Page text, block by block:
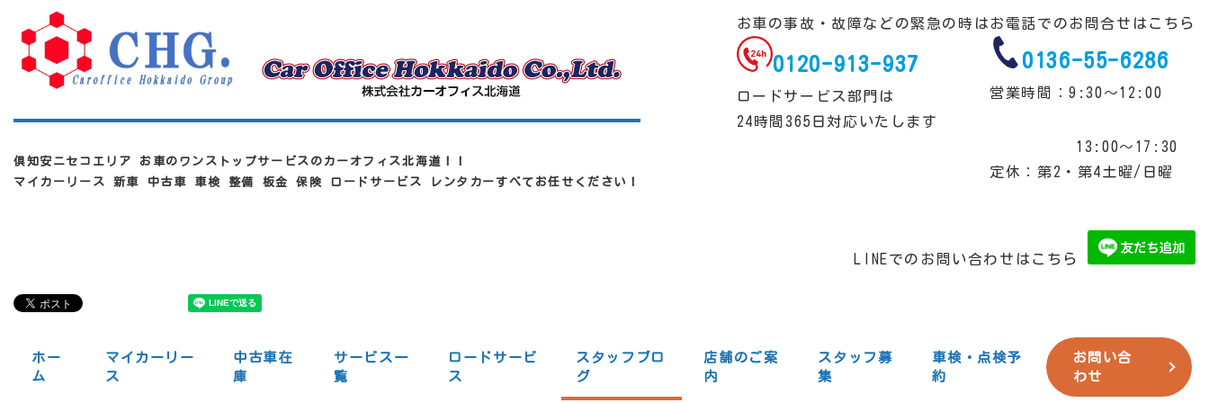
倶知安ニセコエリア お車のワンストップサービスのカーオフィス北海道！！
マイカーリース 新車 中古車 車検 整備 板金 保険 ロードサービス レンタカーすべてお任せください！
お電話でのお問合せはこちら
0136-55-6286
営業時間：9:30～12:00
13:00～17:30
定休：第2・第4土曜/日曜
お車の事故・故障などの緊急の時は
0120-913-937
ロードサービス部門は
24時間365日対応いたします
LINEでのお問い合わせはこちら
ホー
ム
マイカーリー
ス
中古車在
庫
サービス一
覧
ロードサービ
ス
スタッフブロ
グ
店舗のご案
内
スタッフ募
集
車検・点検予
約
お問い合
わせ